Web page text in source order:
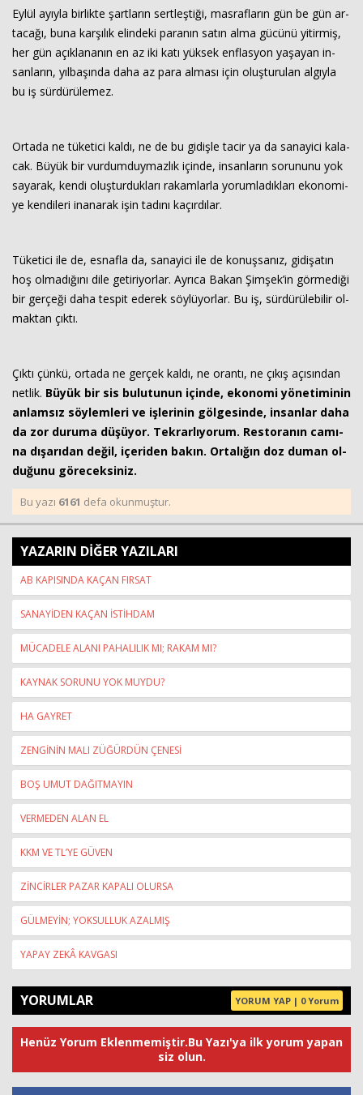
Eylül ayıy­la bir­lik­te şart­la­rın sert­leş­ti­ği, mas­raf­la­rın gün be gün ar­
ta­ca­ğı, buna kar­şı­lık elin­de­ki pa­ra­nın satın alma gü­cü­nü yi­tir­miş,
her gün açık­la­na­nın en az iki katı yük­sek enf­las­yon ya­şa­yan in­
san­la­rın, yıl­ba­şın­da daha az para al­ma­sı için oluş­tu­ru­lan al­gıy­la
bu iş sür­dü­rü­le­mez.
Or­ta­da ne tü­ke­ti­ci kaldı, ne de bu gi­diş­le tacir ya da sa­na­yi­ci ka­la­
cak. Büyük bir vur­dum­duy­maz­lık için­de, in­san­la­rın so­ru­nu­nu yok
sa­ya­rak, kendi oluş­tur­duk­la­rı ra­kam­lar­la yo­rum­la­dık­la­rı eko­no­mi­
ye ken­di­le­ri ina­na­rak işin ta­dı­nı ka­çır­dı­lar.
Tü­ke­ti­ci ile de, es­naf­la da, sa­na­yi­ci ile de ko­nuş­sa­nız, gi­di­şa­tın
hoş ol­ma­dı­ğı­nı dile ge­ti­ri­yor­lar. Ay­rı­ca Bakan Şim­şek’in gör­me­di­ği
bir ger­çe­ği daha tes­pit ede­rek söy­lü­yor­lar. Bu iş, sür­dü­rü­le­bi­lir ol­
mak­tan çıktı.
Çıktı çünkü, or­ta­da ne ger­çek kaldı, ne oran­tı, ne çıkış açı­sın­dan
net­lik. Büyük bir sis bu­lu­tu­nun için­de, eko­no­mi yö­ne­ti­mi­nin
an­lam­sız söy­lem­le­ri ve iş­le­ri­nin göl­ge­sin­de, in­san­lar daha
da zor du­ru­ma dü­şü­yor. Tek­rar­lı­yo­rum. Res­to­ra­nın ca­mı­
na dı­şa­rı­dan değil, içe­ri­den bakın. Or­ta­lı­ğın doz duman ol­
du­ğu­nu gö­re­cek­si­niz.
Bu yazı 6161 defa okunmuştur.
YAZARIN DİĞER YAZILARI
AB KAPISINDA KAÇAN FIRSAT
SANAYİDEN KAÇAN İSTİHDAM
MÜCADELE ALANI PAHALILIK MI; RAKAM MI?
KAYNAK SORUNU YOK MUYDU?
HA GAYRET
ZENGİNİN MALI ZÜĞÜRDÜN ÇENESİ
BOŞ UMUT DAĞITMAYIN
VERMEDEN ALAN EL
KKM VE TL’YE GÜVEN
ZİNCİRLER PAZAR KAPALI OLURSA
GÜLMEYİN; YOKSULLUK AZALMIŞ
YAPAY ZEKÂ KAVGASI
YORUMLAR YORUM YAP | 0 Yorum
Henüz Yorum Eklenmemiştir.Bu Yazı'ya ilk yorum yapan
siz olun.